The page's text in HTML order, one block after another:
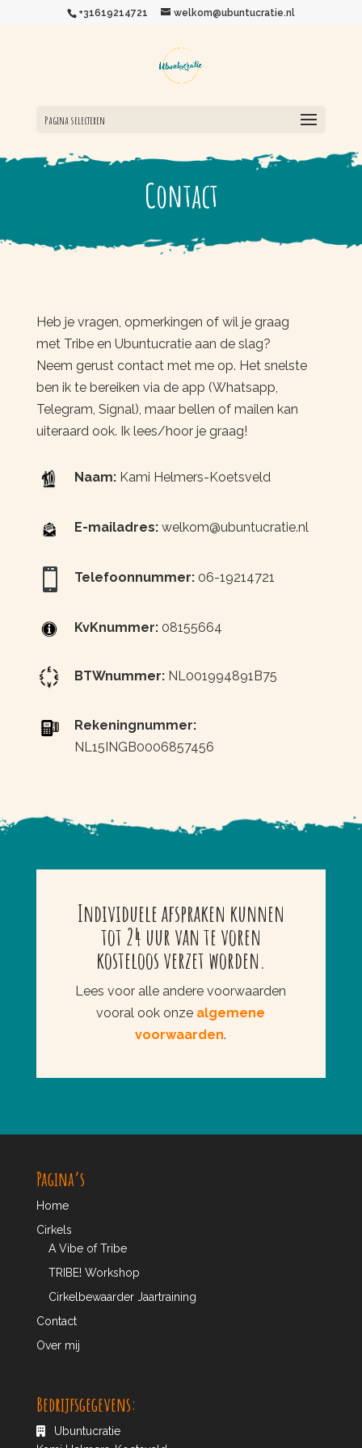
+31619214721 welkom@ubuntucratie.nl
Pagina selecteren
Contact
Heb je vragen, opmerkingen of wil je graag
met Tribe en Ubuntucratie aan de slag?
Neem gerust contact met me op. Het snelste
ben ik te bereiken via de app (Whatsapp,
Telegram, Signal), maar bellen of mailen kan
uiteraard ook. Ik lees/hoor je graag!
Naam:Kami Helmers-Koetsveld
E-mailadres: welkom@ubuntucratie.nl
 Telefoonnummer:06-19214721
KvKnummer:08155664
BTWnummer:NL001994891B75
Rekeningnummer:
NL15INGB0006857456
Individuele afspraken kunnen
tot 24 uur van te voren
kosteloos verzet worden.
Lees voor alle andere voorwaarden
vooral ook onze algemene
voorwaarden.
Pagina’s
Home
Cirkels
A Vibe of Tribe
TRIBE! Workshop
Cirkelbewaarder Jaartraining
Contact
Over mij
Bedrijfsgegevens:
Ubuntucratie